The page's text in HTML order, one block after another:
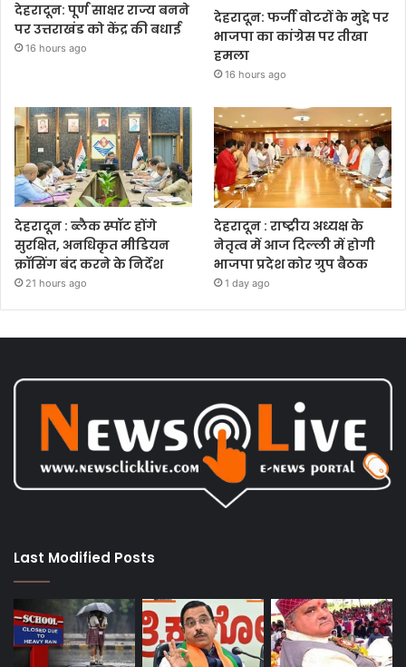
देहरादून: पूर्ण साक्षर राज्य बनने
पर उत्तराखंड को केंद्र की बधाई
16 hours ago
देहरादून: फर्जी वोटरों के मुद्दे पर
भाजपा का कांग्रेस पर तीखा
हमला
16 hours ago
देहरादून : ब्लैक स्पॉट होंगे
सुरक्षित, अनधिकृत मीडियन
क्रॉसिंग बंद करने के निर्देश
21 hours ago
देहरादून : राष्ट्रीय अध्यक्ष के
नेतृत्व में आज दिल्ली में होगी
भाजपा प्रदेश कोर ग्रुप बैठक
1 day ago
Last Modified Posts